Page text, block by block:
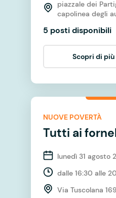
piazzale dei
capolinea degli
5 posti disponibili
Scopri di
NUOVE POVERTÀ
Tutti ai
lunedì 31 agosto
dalle 16:30 alle
Via Tuscolana 169